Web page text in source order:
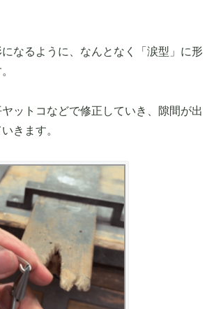
なるように、なんとなく「涙型」に形
ットコなどで修正していき、隙間が出
きます。